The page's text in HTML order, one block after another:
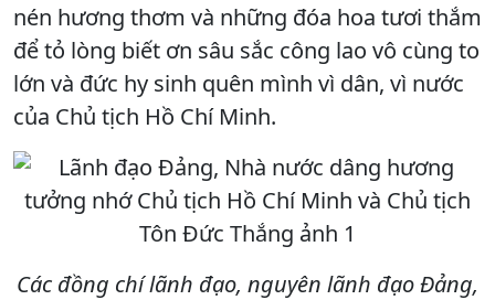
nén hương thơm và những đóa hoa tươi thắm
để tỏ lòng biết ơn sâu sắc công lao vô cùng to
lớn và đức hy sinh quên mình vì dân, vì nước
của Chủ tịch Hồ Chí Minh.
Các đồng chí lãnh đạo, nguyên lãnh đạo Đảng,